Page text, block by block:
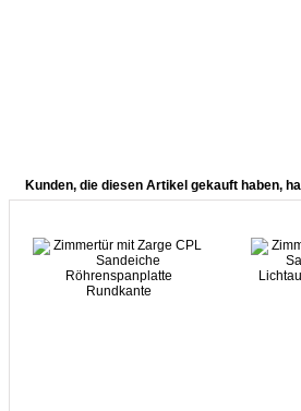
Kunden, die diesen Artikel gekauft haben,